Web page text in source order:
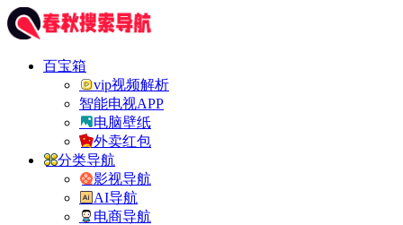
百宝箱
vip视频解析
智能电视APP
电脑壁纸
外卖红包
分类导航
影视导航
AI导航
电商导航